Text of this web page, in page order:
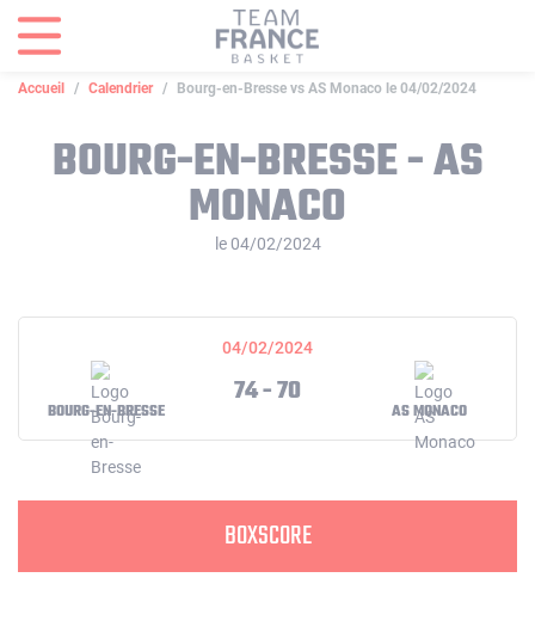
Accueil Calendrier Bourg-en-Bresse vs AS Monaco le 04/02/2024
BOURG-EN-BRESSE - AS
MONACO
le 04/02/2024
04/02/2024
BOURG-EN-BRESSE
74 - 70
AS MONACO
BOXSCORE
Panneau de gestion des cookies